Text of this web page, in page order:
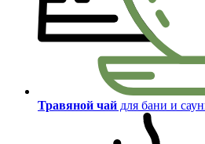
Травяной чай для бани и